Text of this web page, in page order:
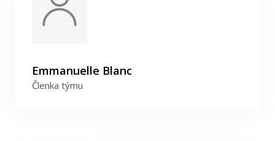
Emmanuelle Blanc
Členka týmu